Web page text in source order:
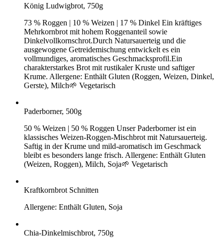
König Ludwigbrot, 750g
73 % Roggen | 10 % Weizen | 17 % Dinkel Ein kräftiges
Mehrkornbrot mit hohem Roggenanteil sowie
Dinkelvollkornschrot.Durch Natursauerteig und die
ausgewogene Getreidemischung entwickelt es ein
vollmundiges, aromatisches Geschmacksprofil.Ein
charakterstarkes Brot mit rustikaler Kruste und saftiger
Krume. Allergene: Enthält Gluten (Roggen, Weizen, Dinkel,
Gerste), Milch🌱 Vegetarisch
Paderborner, 500g
50 % Weizen | 50 % Roggen Unser Paderborner ist ein
klassisches Weizen-Roggen-Mischbrot mit Natursauerteig.
Saftig in der Krume und mild-aromatisch im Geschmack
bleibt es besonders lange frisch. Allergene: Enthält Gluten
(Weizen, Roggen), Milch, Soja🌱 Vegetarisch
Kraftkornbrot Schnitten
Allergene: Enthält Gluten, Soja
Chia-Dinkelmischbrot, 750g